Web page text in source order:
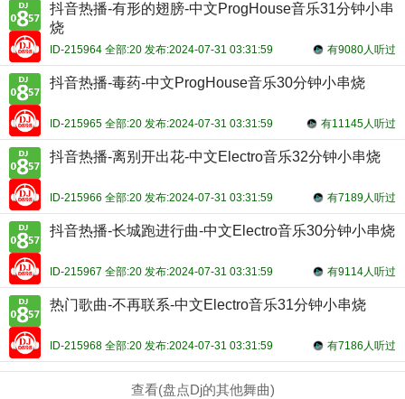
抖音热播-有形的翅膀-中文ProgHouse音乐31分钟小串
烧
有9080人听过
ID-215964 全部:20 发布:2024-07-31 03:31:59
抖音热播-毒药-中文ProgHouse音乐30分钟小串烧
有11145人听过
ID-215965 全部:20 发布:2024-07-31 03:31:59
抖音热播-离别开出花-中文Electro音乐32分钟小串烧
有7189人听过
ID-215966 全部:20 发布:2024-07-31 03:31:59
抖音热播-长城跑进行曲-中文Electro音乐30分钟小串烧
有9114人听过
ID-215967 全部:20 发布:2024-07-31 03:31:59
热门歌曲-不再联系-中文Electro音乐31分钟小串烧
有7186人听过
ID-215968 全部:20 发布:2024-07-31 03:31:59
查看(盘点Dj的其他舞曲)